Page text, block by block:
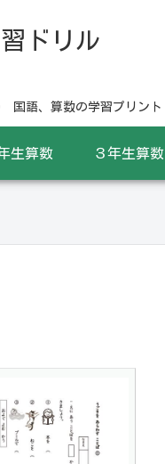
ドリル
国語、算数の学習プリント
生算数 ３年生算数